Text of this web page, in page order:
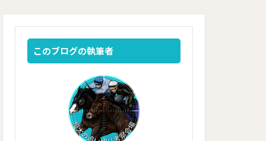
このブログの執筆者